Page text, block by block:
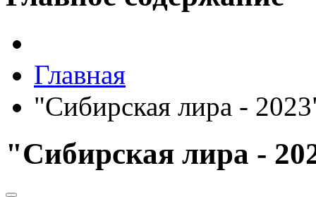
Главная
"Сибирская лира -
"Сибирская лира -